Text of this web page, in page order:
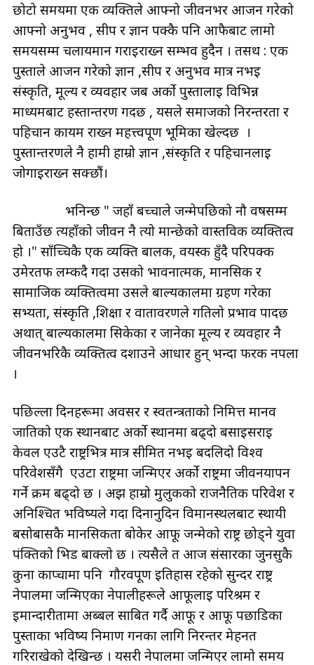
छोटो समयमा एक व्यक्तिले आफ्नो जीवनभर आर्जन गरेको
आफ्नो अनुभव , सीप र ज्ञान पक्कै पनि आफैबाट लामो
समयसम्म चलायमान गराईराख्न सम्भव हुदैन । तसर्थ : एक
पुस्ताले आर्जन गरेको ज्ञान ,सीप र अनुभव मात्र नभई
संस्कृति, मूल्य र व्यवहार जब अर्को पुस्तालाई विभिन्न
माध्यमबाट हस्तान्तरण गर्दछ , यसले समाजको निरन्तरता र
पहिचान कायम राख्न महत्त्वपूर्ण भूमिका खेल्दछ ।
पुस्तान्तरणले नै हामी हाम्रो ज्ञान ,संस्कृति र पहिचानलाई
जोगाईराख्न सक्छौं।
भनिन्छ " जहाँ बच्चाले जन्मेपछिको नौ वर्षसम्म
बिताउँछ त्यहाँको जीवन नै त्यो मान्छेको वास्तविक व्यक्तित्व
हो ।" साँच्चिकै एक व्यक्ति बालक, वयस्क हुँदै परिपक्क
उमेरतर्फ लम्कदै गर्दा उसको भावनात्मक, मानसिक र
सामाजिक व्यक्तित्वमा उसले बाल्यकालमा ग्रहण गरेका
सभ्यता, संस्कृति ,शिक्षा र वातावरणले गतिलो प्रभाव पार्दछ
अर्थात् बाल्यकालमा सिकेका र जानेका मूल्य र व्यवहार नै
जीवनभरिकै व्यक्तित्व दर्शाउने आधार हुन् भन्दा फरक नपर्ला
।
पछिल्ला दिनहरूमा अवसर र स्वतन्त्रताको निमित्त मानव
जातिको एक स्थानबाट अर्को स्थानमा बढ्दो बसाइसराइ
केवल एउटै राष्ट्रभित्र मात्र सीमित नभई बदलिदो विश्व
परिवेशसँगै एउटा राष्ट्रमा जन्मिएर अर्को राष्ट्रमा जीवनयापन
गर्ने क्रम बढ्दो छ । अझ हाम्रो मुलुकको राजनैतिक परिवेश र
अनिश्चित भविष्यले गर्दा दिनानुदिन विमानस्थलबाट स्थायी
बसोबासकै मानसिकता बोकेर आफू जन्मेको राष्ट्र छोड्ने युवा
पंक्तिको भिड बाक्लो छ । त्यसैले त आज संसारका जुनसुकै
कुना काप्चामा पनि गौरवपूर्ण इतिहास रहेको सुन्दर राष्ट्र
नेपालमा जन्मिएका नेपालीहरूले आफूलाई परिश्रम र
इमान्दारीतामा अब्बल साबित गर्दै आफू र आफू पछाडिका
पुस्ताका भविष्य निर्माण गर्नका लागि निरन्तर मेहनत
गरिराखेको देखिन्छ । यसरी नेपालमा जन्मिएर लामो समय